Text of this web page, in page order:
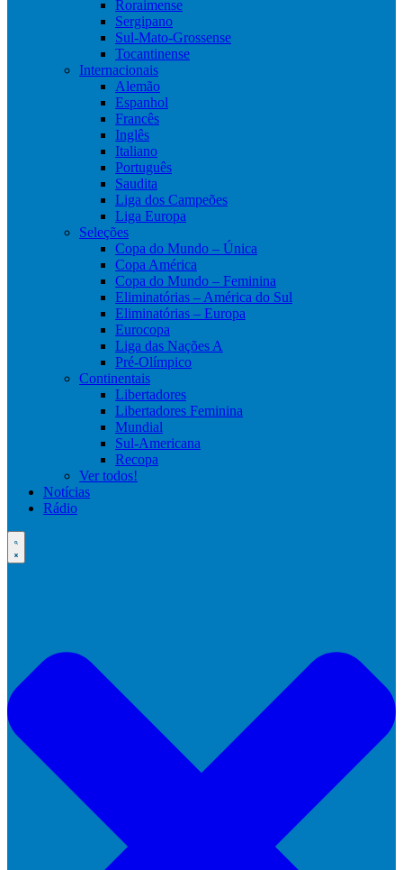
Roraimense
Sergipano
Sul-Mato-Grossense
Tocantinense
Internacionais
Alemão
Espanhol
Francês
Inglês
Italiano
Português
Saudita
Liga dos Campeões
Liga Europa
Seleções
Copa do Mundo – Única
Copa América
Copa do Mundo – Feminina
Eliminatórias – América do Sul
Eliminatórias – Europa
Eurocopa
Liga das Nações A
Pré-Olímpico
Continentais
Libertadores
Libertadores Feminina
Mundial
Sul-Americana
Recopa
Ver todos!
Notícias
Rádio